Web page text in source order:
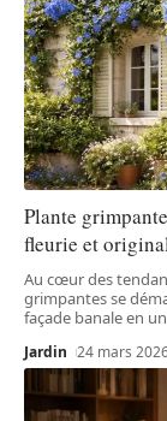
Plante
fleurie et
Au cœur des
grimpantes se
façade banale en
Jardin 24 mars